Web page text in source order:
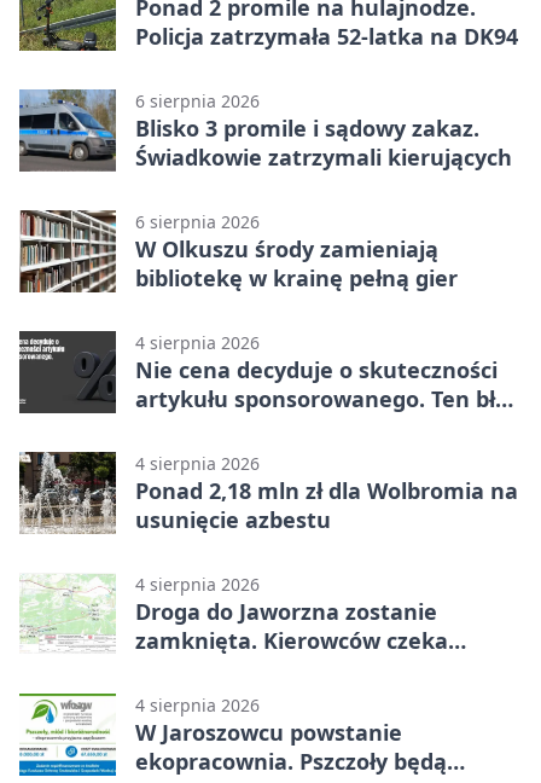
Ponad 2 promile na hulajnodze.
Policja zatrzymała 52-latka na DK94
6 sierpnia 2026
Blisko 3 promile i sądowy zakaz.
Świadkowie zatrzymali kierujących
6 sierpnia 2026
W Olkuszu środy zamieniają
bibliotekę w krainę pełną gier
4 sierpnia 2026
Nie cena decyduje o skuteczności
artykułu sponsorowanego. Ten błąd
4 sierpnia 2026
Ponad 2,18 mln zł dla Wolbromia na
usunięcie azbestu
4 sierpnia 2026
Droga do Jaworzna zostanie
zamknięta. Kierowców czeka
4 sierpnia 2026
W Jaroszowcu powstanie
ekopracownia. Pszczoły będą